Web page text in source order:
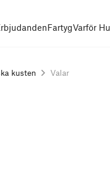
FartygVarför
kusten Valar